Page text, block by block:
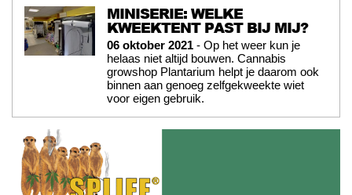
MINISERIE: WELKE
KWEEKTENT PAST BIJ MIJ?
06 oktober 2021 - Op het weer kun je
helaas niet altijd bouwen. Cannabis
growshop Plantarium helpt je daarom ook
binnen aan genoeg zelfgekweekte wiet
voor eigen gebruik.